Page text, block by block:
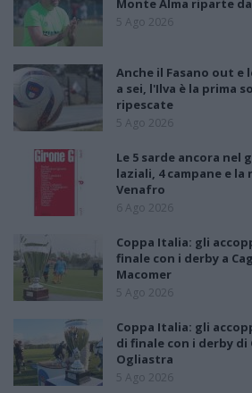
Monte Alma riparte
5 Ago 2026
Anche il Fasano out e
a sei, l'Ilva è la prima
ripescate
5 Ago 2026
Le 5 sarde ancora nel
laziali, 4 campane e
Venafro
6 Ago 2026
Coppa Italia: gli
finale con i derby a
Macomer
5 Ago 2026
Coppa Italia: gli
di finale con i derby di
Ogliastra
5 Ago 2026